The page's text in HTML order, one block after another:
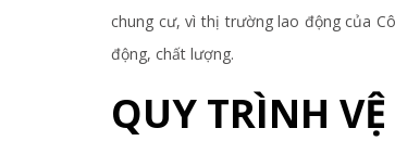
chung cư, vì thị trường lao động của
động, chất lượng.
QUY TRÌNH